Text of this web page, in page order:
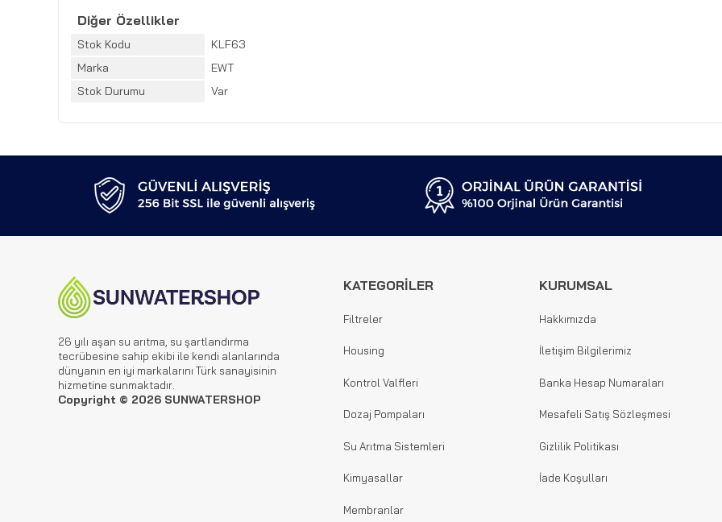
Diğer Özellikler
Stok Kodu
KLF63
Marka
EWT
Stok Durumu
Var
26 yılı aşan su arıtma, su şartlandırma
tecrübesine sahip ekibi ile kendi alanlarında
dünyanın en iyi markalarını Türk sanayisinin
hizmetine sunmaktadır.
Copyright © 2026 SUNWATERSHOP
KATEGORİLER
Filtreler
Housing
Kontrol Valfleri
Dozaj Pompaları
Su Arıtma Sistemleri
Kimyasallar
Membranlar
KURUMSAL
Hakkımızda
İletişim Bilgilerimiz
Banka Hesap Numaraları
Mesafeli Satış Sözleşmesi
Gizlilik Politikası
İade Koşulları